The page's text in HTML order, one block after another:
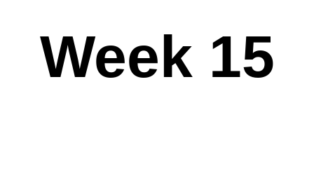
Week 15